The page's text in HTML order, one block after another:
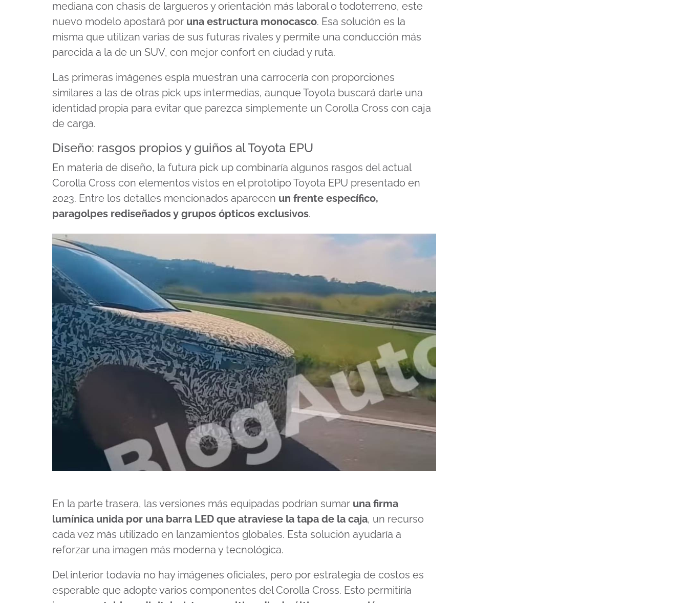
mediana con chasis de largueros y orientación más laboral o todoterreno, este
nuevo modelo apostará por una estructura monocasco. Esa solución es la
misma que utilizan varias de sus futuras rivales y permite una conducción más
parecida a la de un SUV, con mejor confort en ciudad y ruta.
Las primeras imágenes espía muestran una carrocería con proporciones
similares a las de otras pick ups intermedias, aunque Toyota buscará darle una
identidad propia para evitar que parezca simplemente un Corolla Cross con caja
de carga.
Diseño: rasgos propios y guiños al Toyota EPU
En materia de diseño, la futura pick up combinaría algunos rasgos del actual
Corolla Cross con elementos vistos en el prototipo Toyota EPU presentado en
2023. Entre los detalles mencionados aparecen un frente específico,
paragolpes rediseñados y grupos ópticos exclusivos.
En la parte trasera, las versiones más equipadas podrían sumar una firma
lumínica unida por una barra LED que atraviese la tapa de la caja, un recurso
cada vez más utilizado en lanzamientos globales. Esta solución ayudaría a
reforzar una imagen más moderna y tecnológica.
Del interior todavía no hay imágenes oficiales, pero por estrategia de costos es
esperable que adopte varios componentes del Corolla Cross. Esto permitiría